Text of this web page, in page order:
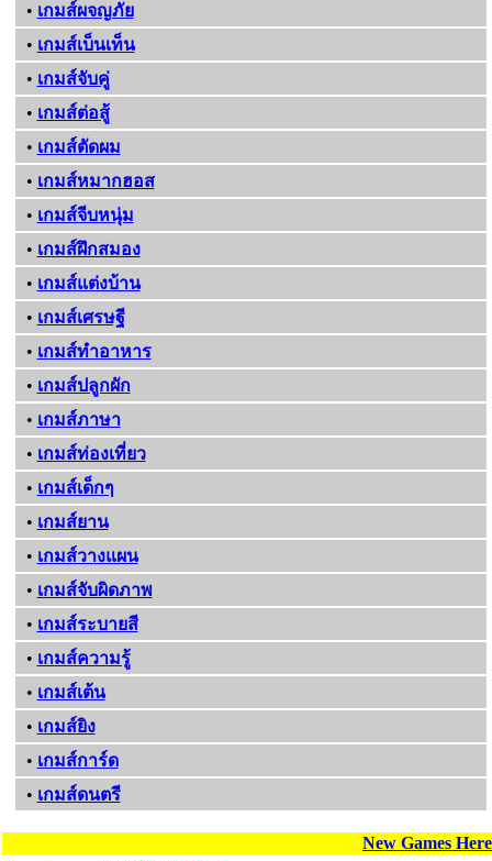
• เกมส์ผจญภัย
• เกมส์เบ็นเท็น
• เกมส์จับคู่
• เกมส์ต่อสู้
• เกมส์ตัดผม
• เกมส์หมากฮอส
• เกมส์จีบหนุ่ม
• เกมส์ฝึกสมอง
• เกมส์แต่งบ้าน
• เกมส์เศรษฐี
• เกมส์ทําอาหาร
• เกมส์ปลูกผัก
• เกมส์ภาษา
• เกมส์ท่องเที่ยว
• เกมส์เด็กๆ
• เกมส์ยาน
• เกมส์วางแผน
• เกมส์จับผิดภาพ
• เกมส์ระบายสี
• เกมส์ความรู้
• เกมส์เต้น
• เกมส์ยิง
• เกมส์การ์ด
• เกมส์ดนตรี
New Games